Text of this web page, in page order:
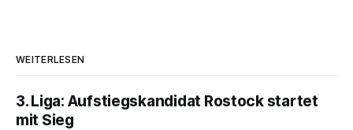
WEITERLESEN
3. Liga: Aufstiegskandidat Rostock startet
mit Sieg